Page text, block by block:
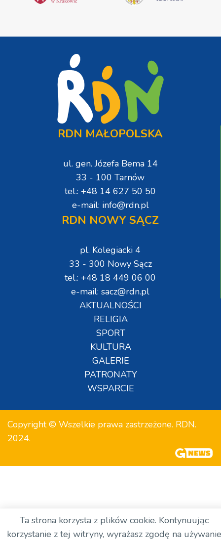
RDN MAŁOPOLSKA
ul. gen. Józefa Bema 14
33 - 100 Tarnów
tel.: +48 14 627 50 50
e-mail: info@rdn.pl
RDN NOWY SĄCZ
pl. Kolegiacki 4
33 - 300 Nowy Sącz
tel.: +48 18 449 06 00
e-mail: sacz@rdn.pl
AKTUALNOŚCI
RELIGIA
SPORT
KULTURA
GALERIE
PATRONATY
WSPARCIE
Copyright © Wszelkie prawa zastrzeżone. RDN.
2024.
Ta strona korzysta z plików cookie. Kontynuując
korzystanie z tej witryny, wyrażasz zgodę na używanie